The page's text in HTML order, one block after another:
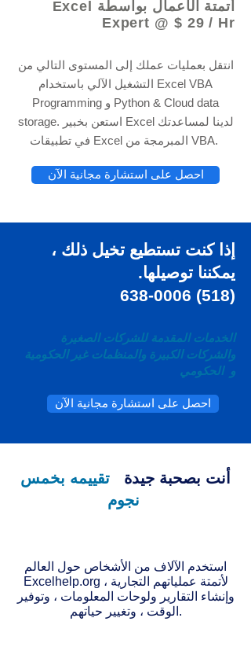
أتمتة الأعمال بواسطة Excel
Expert @ $ 29 / Hr
انتقل بعمليات عملك إلى المستوى التالي من
التشغيل الآلي باستخدام Excel VBA
Programming و Python & Cloud data
storage. استعن بخبير Excel لدينا لمساعدتك
في تطبيقات Excel المبرمجة من VBA.
احصل على استشارة مجانية الآن
إذا كنت تستطيع تخيل ذلك ،
يمكننا توصيلها.
(518) 638-0006
الخدمات المقدمة للشركات الصغيرة
والشركات الكبيرة والمنظمات غير الحكومية
و الحكومي
احصل على استشارة مجانية الآن
أنت بصحبة جيدة
تقييمه بخمس
نجوم
استخدم الآلاف من الأشخاص حول العالم
Excelhelp.org لأتمتة عملياتهم التجارية ،
وإنشاء التقارير ولوحات المعلومات ، وتوفير
الوقت ، وتغيير حياتهم.